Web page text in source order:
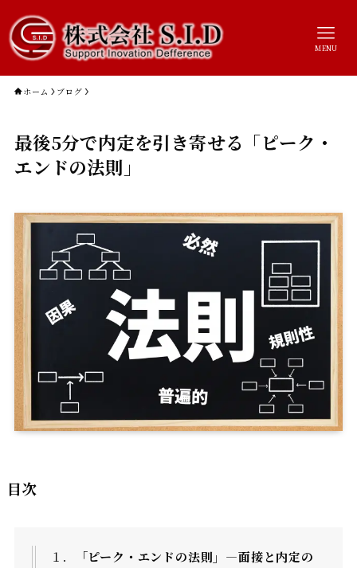
MENU
ホーム ブログ
最後5分で内定を引き寄せる「ピーク・
エンドの法則」
目次
１．
「ピーク・エンドの法則」―面接と内定の